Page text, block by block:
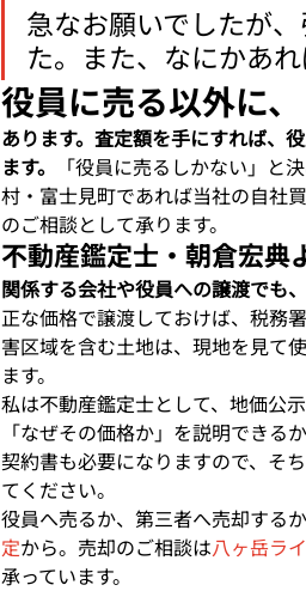
急なお願いでしたが
た。また、なにかあれ
役員に売る以外に
あります。査定額を手にすれば、
ます。
「役員に売るしかない」と
村・富士見町であれば当社の自社
のご相談として承ります。
不動産鑑定士・朝倉宏典
関係する会社や役員への譲渡でも
正な価格で譲渡しておけば、税務
害区域を含む土地は、現地を見て
ます。
私は不動産鑑定士として、地価公
「なぜその価格か」を説明できる
契約書も必要になりますので、そ
てください。
役員へ売るか、第三者へ売却す
定から。売却のご相談は八ヶ岳ラ
承っています。